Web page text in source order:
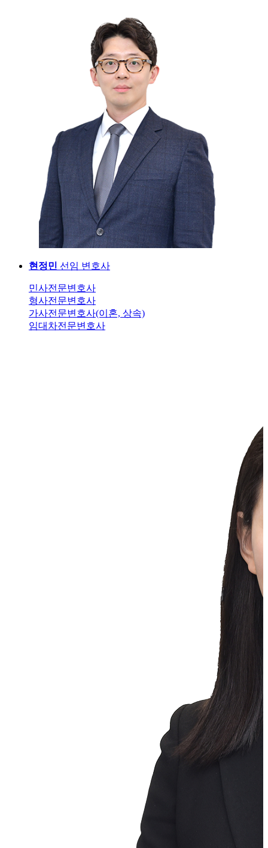
현정민 선임 변호사
민사전문변호사
형사전문변호사
가사전문변호사(이혼, 상속)
임대차전문변호사